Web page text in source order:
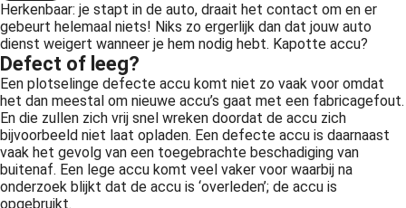
Herkenbaar: je stapt in de auto, draait het contact om en er
gebeurt helemaal niets! Niks zo ergerlijk dan dat jouw auto
dienst weigert wanneer je hem nodig hebt. Kapotte accu?
Defect of leeg?
Een plotselinge defecte accu komt niet zo vaak voor omdat
het dan meestal om nieuwe accu’s gaat met een fabricagefout.
En die zullen zich vrij snel wreken doordat de accu zich
bijvoorbeeld niet laat opladen. Een defecte accu is daarnaast
vaak het gevolg van een toegebrachte beschadiging van
buitenaf. Een lege accu komt veel vaker voor waarbij na
onderzoek blijkt dat de accu is ‘overleden’; de accu is
opgebruikt.